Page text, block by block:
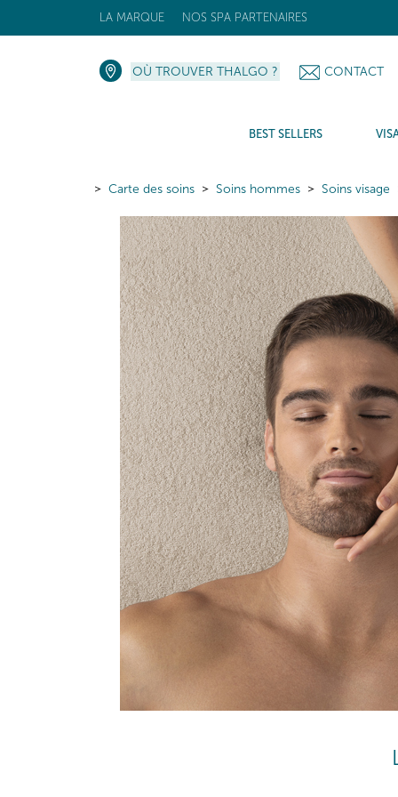
LA MARQUE NOS SPA PARTENAIRES
OÙ TROUVER THALGO ? CONTACT
BEST SELLERS
Carte des soins Soins hommes Soins visage